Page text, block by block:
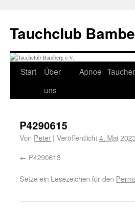
Tauchclub
Start
Über
uns
Apnoe
P4290615
Von Peter | Veröffentlicht4. Mai 2023
P4290613
Setze ein Lesezeichen für den